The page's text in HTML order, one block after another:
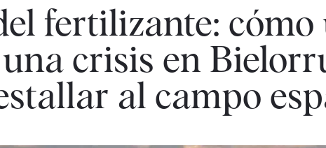
fertilizante:
crisis en
al campo